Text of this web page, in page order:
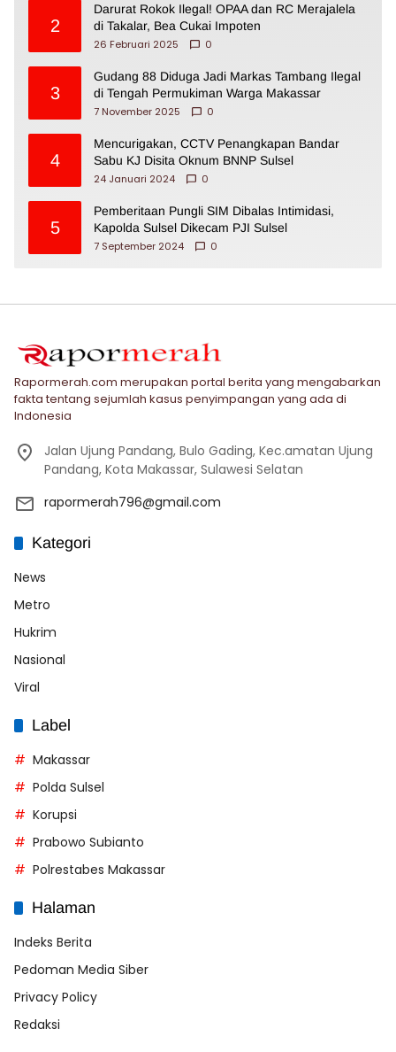
2
Darurat Rokok Ilegal! OPAA dan RC Merajalela
di Takalar, Bea Cukai Impoten
26 Februari 2025
0
3
Gudang 88 Diduga Jadi Markas Tambang Ilegal
di Tengah Permukiman Warga Makassar
7 November 2025
0
4
Mencurigakan, CCTV Penangkapan Bandar
Sabu KJ Disita Oknum BNNP Sulsel
24 Januari 2024
0
5
Pemberitaan Pungli SIM Dibalas Intimidasi,
Kapolda Sulsel Dikecam PJI Sulsel
7 September 2024
0
Rapormerah.com merupakan portal berita yang mengabarkan
fakta tentang sejumlah kasus penyimpangan yang ada di
Indonesia
Jalan Ujung Pandang, Bulo Gading, Kec.amatan Ujung
Pandang, Kota Makassar, Sulawesi Selatan
rapormerah796@gmail.com
Kategori
News
Metro
Hukrim
Nasional
Viral
Label
Makassar
Polda Sulsel
Korupsi
Prabowo Subianto
Polrestabes Makassar
Halaman
Indeks Berita
Pedoman Media Siber
Privacy Policy
Redaksi